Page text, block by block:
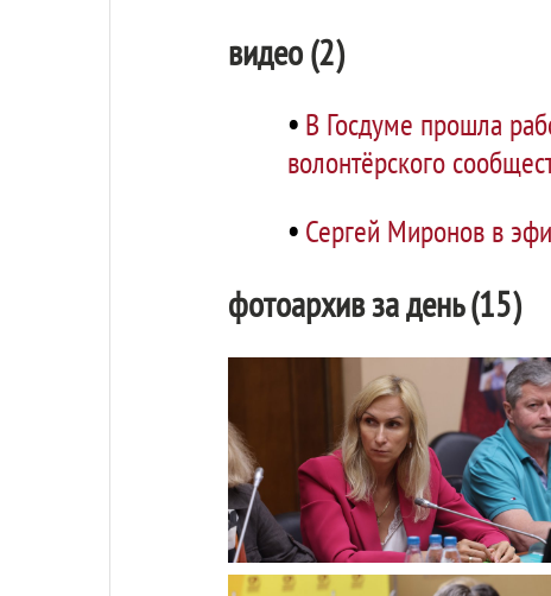
видео (2)
• В Госдуме прошла
волонтёрского
• Сергей Миронов в
фотоархив за день (15)